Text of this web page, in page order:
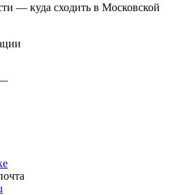
— куда сходить в Московской
—